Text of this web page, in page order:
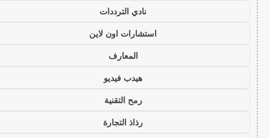
نادي الترددات
استشارات اون لاين
المعارف
هيدب فيديو
رمح التقنية
رذاذ التجارة